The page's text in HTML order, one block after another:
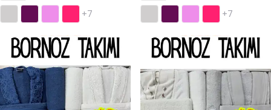
+7 +7